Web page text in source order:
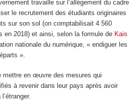
travaille sur l’allègement du cadre
le recrutement des étudiants originaires
sur son sol (on comptabilisait 4 560
en 2018) et ainsi, selon la formule de Kais
nationale du numérique, « endiguer les
».
mettre en œuvre des mesures qui
à revenir dans leur pays après avoir